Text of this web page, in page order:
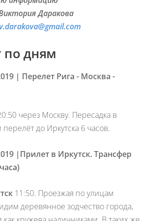
Даракова
arakova@gmail.com
дням
| Перелет Рига - Москва -
через Москву. Пересадка в
до Иркутска 6 часов.
| Прилет в Иркутск. Трансфер
11:50. Проезжая по улицам
деревянное зодчество города,